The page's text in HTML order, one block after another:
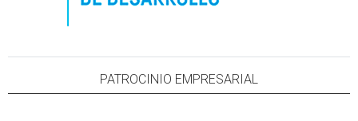
PATROCINIO EMPRESARIAL